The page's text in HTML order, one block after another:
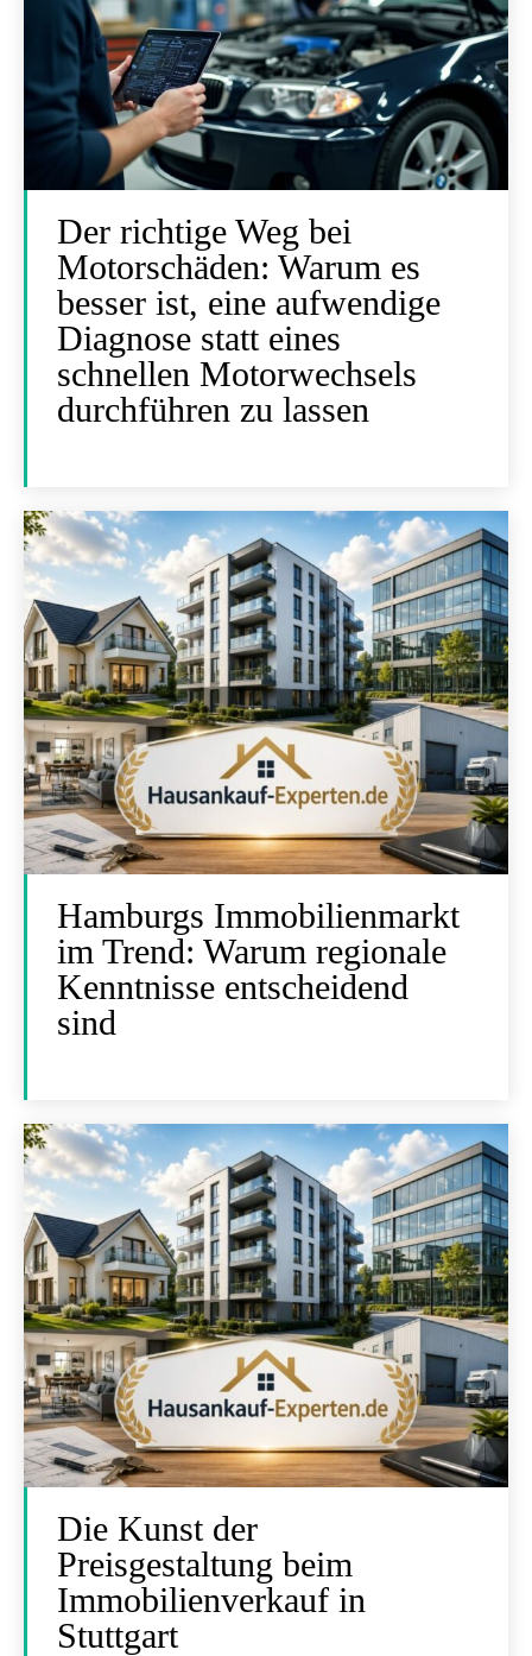
Der richtige Weg bei
Motorschäden: Warum es
besser ist, eine aufwendige
Diagnose statt eines
schnellen Motorwechsels
durchführen zu lassen
Hamburgs Immobilienmarkt
im Trend: Warum regionale
Kenntnisse entscheidend
sind
Die Kunst der
Preisgestaltung beim
Immobilienverkauf in
Stuttgart